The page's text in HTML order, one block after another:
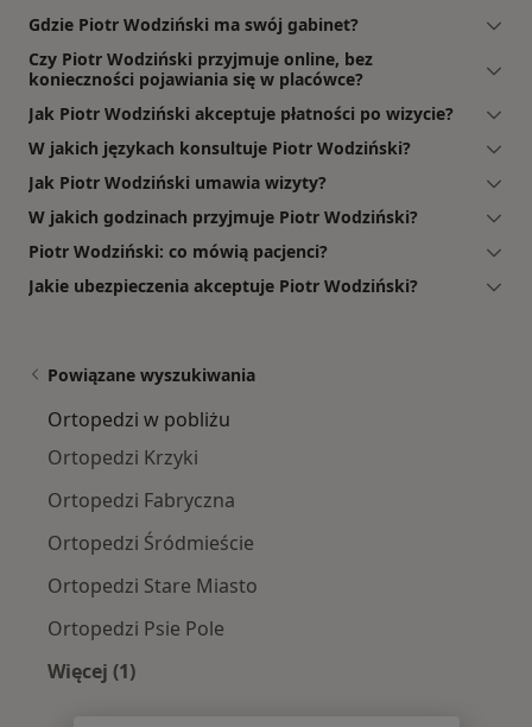
Gdzie Piotr Wodziński ma swój gabinet?
Czy Piotr Wodziński przyjmuje online, bez
konieczności pojawiania się w placówce?
Jak Piotr Wodziński akceptuje płatności po wizycie?
W jakich językach konsultuje Piotr Wodziński?
Jak Piotr Wodziński umawia wizyty?
W jakich godzinach przyjmuje Piotr Wodziński?
Piotr Wodziński: co mówią pacjenci?
Jakie ubezpieczenia akceptuje Piotr Wodziński?
Powiązane wyszukiwania
Ortopedzi w pobliżu
Ortopedzi Krzyki
Ortopedzi Fabryczna
Ortopedzi Śródmieście
Ortopedzi Stare Miasto
Ortopedzi Psie Pole
Więcej (1)